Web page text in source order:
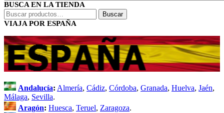
BUSCA EN LA TIENDA
Buscar
por:
Buscar
VIAJA POR ESPAÑA
Andalucía: Almería, Cádiz, Córdoba, Granada, Huelva, Jaén,
Málaga, Sevilla.
Aragón: Huesca, Teruel, Zaragoza.